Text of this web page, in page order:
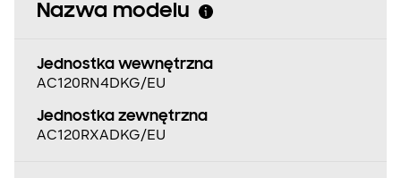
Nazwa modelu
Jednostka wewnętrzna
AC120RN4DKG/EU
Jednostka zewnętrzna
AC120RXADKG/EU